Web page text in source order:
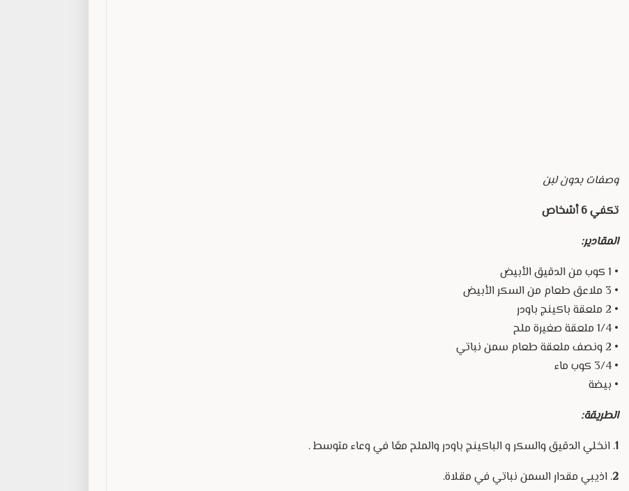
وصفات بدون لبن
تكفي 6 أشخاص
المقادير:
• 1 كوب من الدقيق الأبيض
• 3 ملاعق طعام من السكر الأبيض
• 2 ملعقة باكينج باودر
• 1/4 ملعقة صغيرة ملح
• 2 ونصف ملعقة طعام سمن نباتي
• 3/4 كوب ماء
• بيضة
الطريقة:
1. انخلي الدقيق والسكر و الباكينج باودر والملح معًا في وعاء متوسط .
2. اذيبي مقدار السمن نباتي في مقلاة.